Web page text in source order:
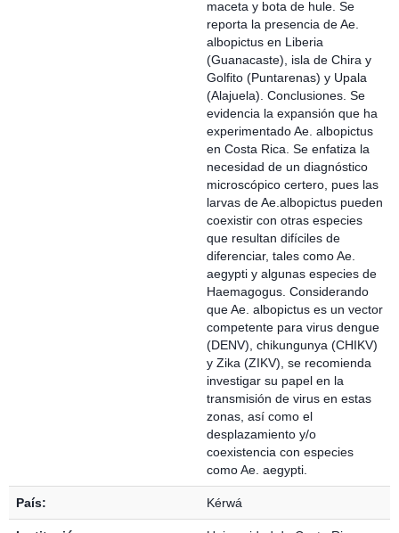
maceta y bota de hule. Se
reporta la presencia de Ae.
albopictus en Liberia
(Guanacaste), isla de Chira y
Golfito (Puntarenas) y Upala
(Alajuela). Conclusiones. Se
evidencia la expansión que ha
experimentado Ae. albopictus
en Costa Rica. Se enfatiza la
necesidad de un diagnóstico
microscópico certero, pues las
larvas de Ae.albopictus pueden
coexistir con otras especies
que resultan difíciles de
diferenciar, tales como Ae.
aegypti y algunas especies de
Haemagogus. Considerando
que Ae. albopictus es un vector
competente para virus dengue
(DENV), chikungunya (CHIKV)
y Zika (ZIKV), se recomienda
investigar su papel en la
transmisión de virus en estas
zonas, así como el
desplazamiento y/o
coexistencia con especies
como Ae. aegypti.
País: Kérwá